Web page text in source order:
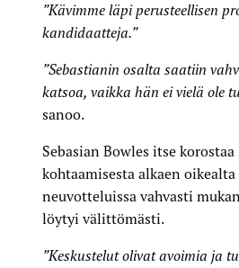
”Kävimme läpi perusteellisen
kandidaatteja.”
”Sebastianin osalta saatiin
katsoa, vaikka hän ei vielä ole
sanoo.
Sebasian Bowles itse
kohtaamisesta alkaen
neuvotteluissa vahvasti
löytyi välittömästi.
”Keskustelut olivat avoimia ja